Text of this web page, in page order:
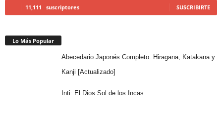
11,111 suscriptores SUSCRIBIRTE
Lo Más Popular
Abecedario Japonés Completo: Hiragana, Katakana y
Kanji [Actualizado]
Inti: El Dios Sol de los Incas